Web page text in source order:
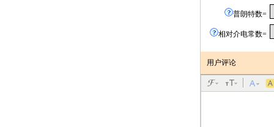
普朗特数=
相对介电常数=
用户评论